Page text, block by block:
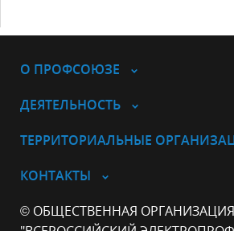
О ПРОФСОЮЗЕ
ДЕЯТЕЛЬНОСТЬ
ТЕРРИТОРИАЛЬНЫЕ
КОНТАКТЫ
© ОБЩЕСТВЕННАЯ ОРГАНИЗАЦИЯ